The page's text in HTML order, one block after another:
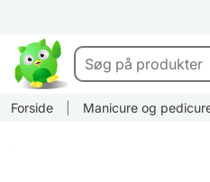
Forside Manicure og